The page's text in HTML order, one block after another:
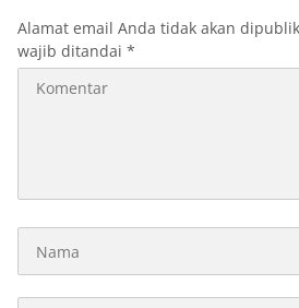
Alamat email Anda tidak akan
wajib ditandai *